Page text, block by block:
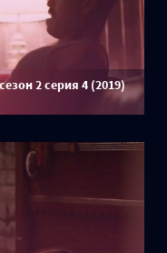
2 серия 4 (2019)